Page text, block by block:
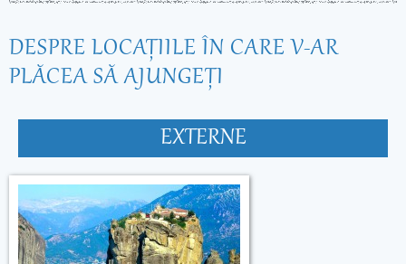
DESPRE LOCAŢIILE ÎN CARE V-AR
PLĂCEA SĂ AJUNGEŢI
EXTERNE